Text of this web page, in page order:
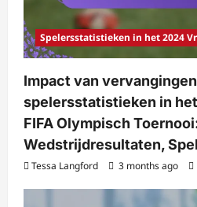
Spelersstatistieken in het 2024
Impact van
spelersstatistieken in
FIFA Olympisch
Wedstrijdresultaten,
Tessa Langford 3 months ago